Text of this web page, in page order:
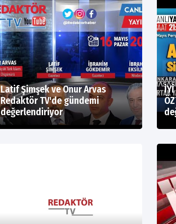
Latif Şimşek ve Onur Arvas
Redaktör TV'de gündemi
değerlendiriyor